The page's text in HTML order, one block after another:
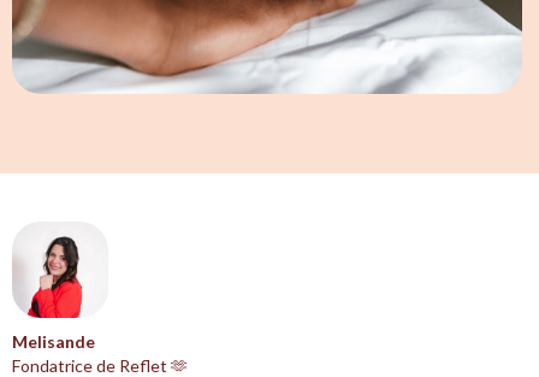
Melisande
Fondatrice de Reflet 🫶